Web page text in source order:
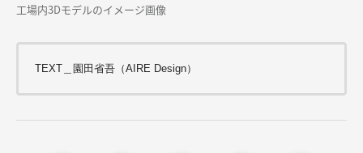
工場内3Dモデルのイメージ画像
TEXT＿園田省吾（AIRE Design）